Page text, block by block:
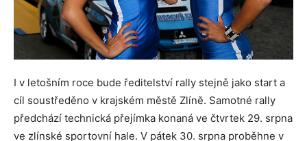
I v letošním roce bude ředitelství rally stejně jako start a
cíl soustředěno v krajském městě Zlíně. Samotné rally
předchází technická přejímka konaná ve čtvrtek 29. srpna
ve zlínské sportovní hale. V pátek 30. srpna proběhne v